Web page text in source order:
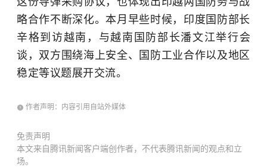
略合作不断深化。本月早些时候，印度国防部长
辛格到访越南，与越南国防部长潘文江举行会
谈，双方围绕海上安全、国防工业合作以及地区
稳定等议题展开交流。
作者声明：内容引用自站外媒体
免责声明
本文来自腾讯新闻客户端创作者，不代表腾讯新闻的观点和立
场。